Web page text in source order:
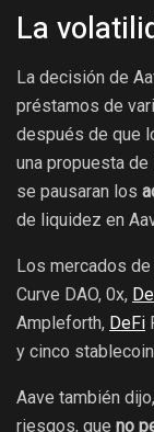
La
La decisión de
préstamos de
después de que
una propuesta de
se pausaran los
de liquidez en
Los mercados
Curve DAO, 0x,
Ampleforth, DeFi
y cinco
Aave también
riesgos, que no